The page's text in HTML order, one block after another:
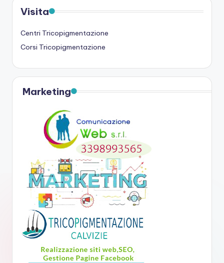
Visita
Centri Tricopigmentazione
Corsi Tricopigmentazione
Marketing